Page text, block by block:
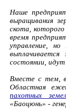
Наше
выращивания
скота,
время
управление,
состоянии,
Вместе с тем,
Областная
пахотных
«Баоцюнь» -